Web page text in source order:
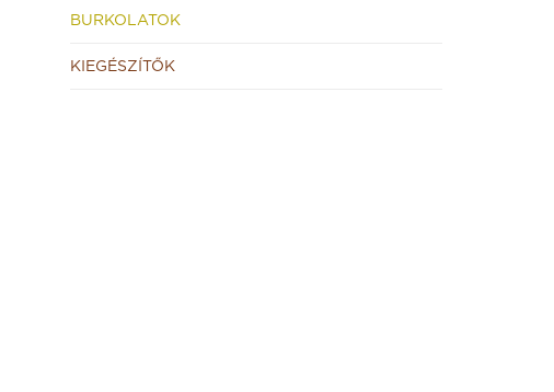
BURKOLATOK
KIEGÉSZÍTŐK